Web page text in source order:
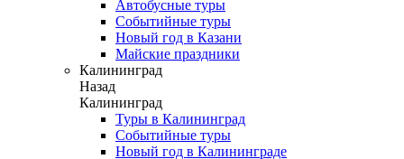
Автобусные туры
Событийные туры
Новый год в Казани
Майские праздники
Калининград
Назад
Калининград
Туры в Калининград
Событийные туры
Новый год в Калининграде